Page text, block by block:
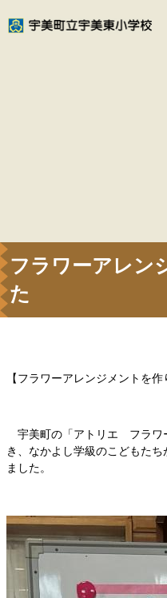
フラワーアレン
た
【フラワーアレンジメントを作
宇美町の「アトリエ フラワ
き、なかよし学級のこどもた
ました。